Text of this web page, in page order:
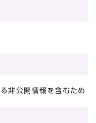
非公開情報を含むため